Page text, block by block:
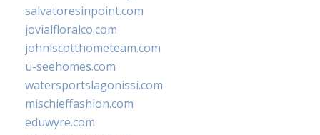
salvatoresinpoint.com
jovialfloralco.com
johnlscotthometeam.com
u-seehomes.com
watersportslagonissi.com
mischieffashion.com
eduwyre.com